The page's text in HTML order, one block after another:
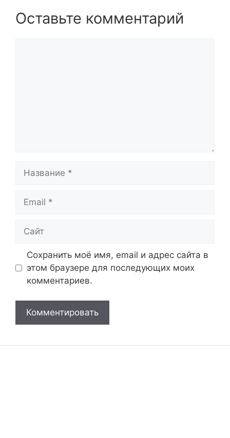
Оставьте комментарий
Название
Email
Сайт
Сохранить моё имя, email и адрес сайта в
этом браузере для последующих моих
комментариев.